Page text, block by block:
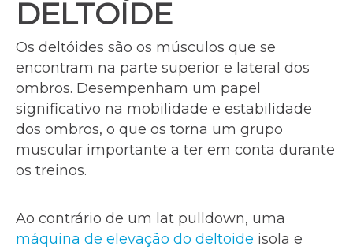
DELTOIDE
Os deltóides são os músculos que se
encontram na parte superior e lateral dos
ombros. Desempenham um papel
significativo na mobilidade e estabilidade
dos ombros, o que os torna um grupo
muscular importante a ter em conta durante
os treinos.
Ao contrário de um lat pulldown, uma
máquina de elevação do deltoide isola e